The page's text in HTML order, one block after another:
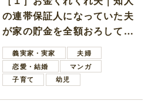
の連帯保証人になっていた夫
が家の貯金を全額おろしてほ
しいと言ってきた
義実家・実家
夫婦
恋愛・結婚
マンガ
子育て
幼児